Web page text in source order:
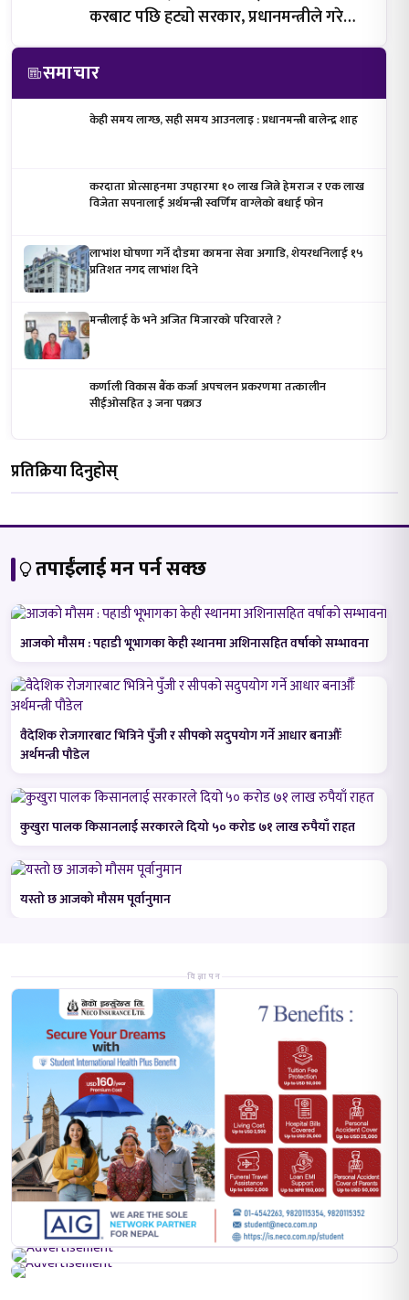
करबाट पछि हट्यो सरकार, प्रधानमन्त्रीले गरे
घोषणा
समाचार
केही समय लाग्छ, सही समय आउनलाइ : प्रधानमन्त्री बालेन्द्र शाह
करदाता प्रोत्साहनमा उपहारमा १० लाख जित्ने हेमराज र एक लाख
विजेता सपनालाई अर्थमन्त्री स्वर्णिम वाग्लेको बधाई फोन
लाभांश घोषणा गर्ने दौडमा कामना सेवा अगाडि, शेयरधनिलाई १५
प्रतिशत नगद लाभांश दिने
मन्त्रीलाई के भने अजित मिजारको परिवारले ?
कर्णाली विकास बैंक कर्जा अपचलन प्रकरणमा तत्कालीन
सीईओसहित ३ जना पक्राउ
प्रतिक्रिया दिनुहोस्
तपाईंलाई मन पर्न सक्छ
आजको मौसम : पहाडी भूभागका केही स्थानमा अशिनासहित वर्षाको सम्भावना
वैदेशिक रोजगारबाट भित्रिने पुँजी र सीपको सदुपयोग गर्ने आधार बनाऔँः
अर्थमन्त्री पौडेल
कुखुरा पालक किसानलाई सरकारले दियो ५० करोड ७१ लाख रुपैयाँ राहत
यस्तो छ आजको मौसम पूर्वानुमान
विज्ञापन